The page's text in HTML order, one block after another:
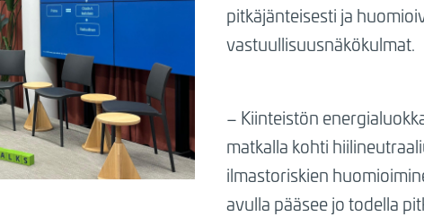
pitkäjänteisesti ja
vastuullisuusnäkökulmat.
– Kiinteistön
matkalla kohti
ilmastoriskien
avulla pääsee jo todella